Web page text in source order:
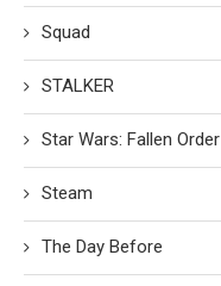
Squad
STALKER
Star Wars: Fallen Order
Steam
The Day Before